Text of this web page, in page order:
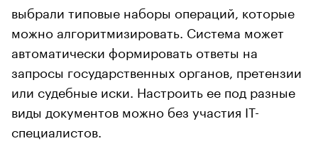
выбрали типовые наборы операций, которые
можно алгоритмизировать. Система может
автоматически формировать ответы на
запросы государственных органов, претензии
или судебные иски. Настроить ее под разные
виды документов можно без участия IT-
специалистов.